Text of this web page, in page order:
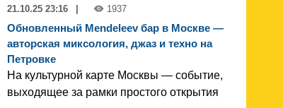
21.10.25 23:16 1937
Обновленный Mendeleev бар в Москве —
авторская миксология, джаз и техно на
Петровке
На культурной карте Москвы — событие,
выходящее за рамки простого открытия